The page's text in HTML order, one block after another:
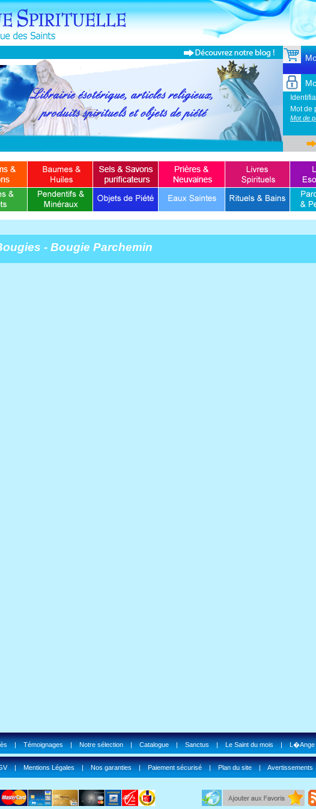
Mot de
Mot de
- Bougie Parchemin
|Témoignages|Notre sélection|Catalogue|Sanctus|Le Saint du mois|L�Ange
|Mentions Légales|Nos garanties|Paiement sécurisé|Plan du site|Avertissements